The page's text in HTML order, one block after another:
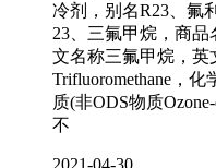
冷剂，别名R23、氟
23、三氟甲烷，商品
文名称三氟甲烷，英
Trifluoromethane，
质(非ODS物质
不